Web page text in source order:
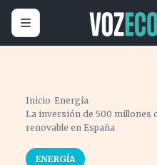
Inicio ›Energía›
La inversión de 500 millones
renovable en España
ENERGÍA